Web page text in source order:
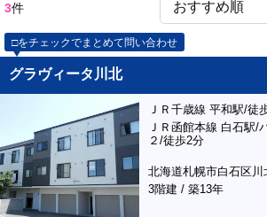
3件
□をチェックでまとめて問い合わせ
グラヴィータ川北
ＪＲ千歳線 平和駅/徒
ＪＲ函館本線 白石駅/
２/徒歩2分
北海道札幌市白石区
3階建 / 築13年